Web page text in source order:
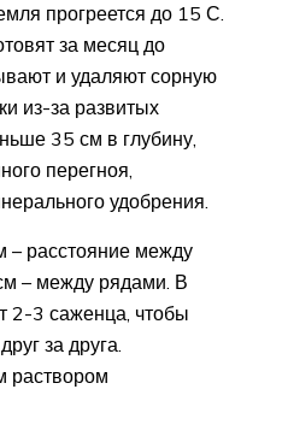
прогреется до 15 С.
за месяц до
и удаляют сорную
из-за развитых
35 см в глубину,
перегноя,
удобрения.
– расстояние между
– между рядами. В
2-3 саженца, чтобы
за друга.
раствором